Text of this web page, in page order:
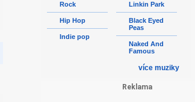
Rock
Hip Hop
Indie pop
Linkin Park
Black Eyed
Peas
Naked And
Famous
více muziky